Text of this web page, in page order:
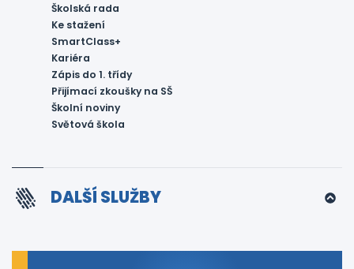
Školská rada
Ke stažení
SmartClass+
Kariéra
Zápis do 1. třídy
Přijímací zkoušky na SŠ
Školní noviny
Světová škola
DALŠÍ SLUŽBY